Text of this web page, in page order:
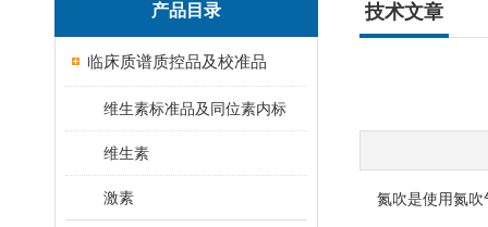
产品目录
临床质谱质控品及校准品
维生素标准品及同位素内标
维生素
激素
技术文章
氮吹是使用氮吹